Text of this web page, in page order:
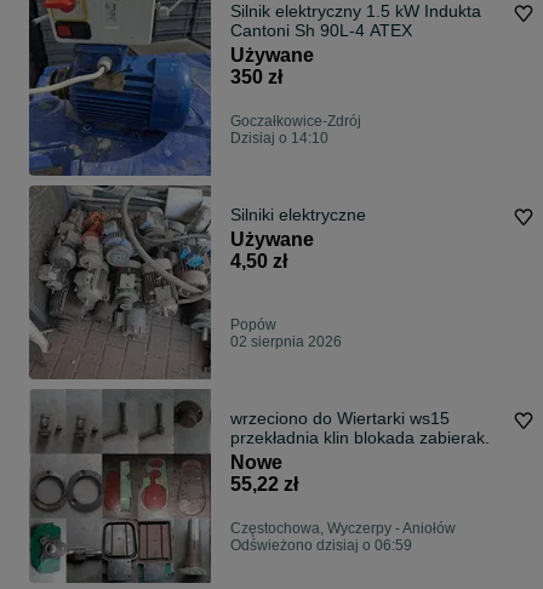
Silnik elektryczny 1.5 kW Indukta
Cantoni Sh 90L-4 ATEX
Używane
350 zł
Goczałkowice-Zdrój
Dzisiaj o 14:10
Silniki elektryczne
Używane
4,50 zł
Popów
02 sierpnia 2026
wrzeciono do Wiertarki ws15
przekładnia klin blokada zabierak.
Nowe
55,22 zł
Częstochowa, Wyczerpy - Aniołów
Odświeżono dzisiaj o 06:59